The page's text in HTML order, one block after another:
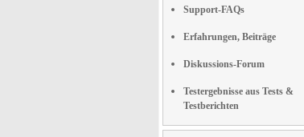
Support-FAQs
Erfahrungen, Beiträge
Diskussions-Forum
Testergebnisse aus Tests &
Testberichten